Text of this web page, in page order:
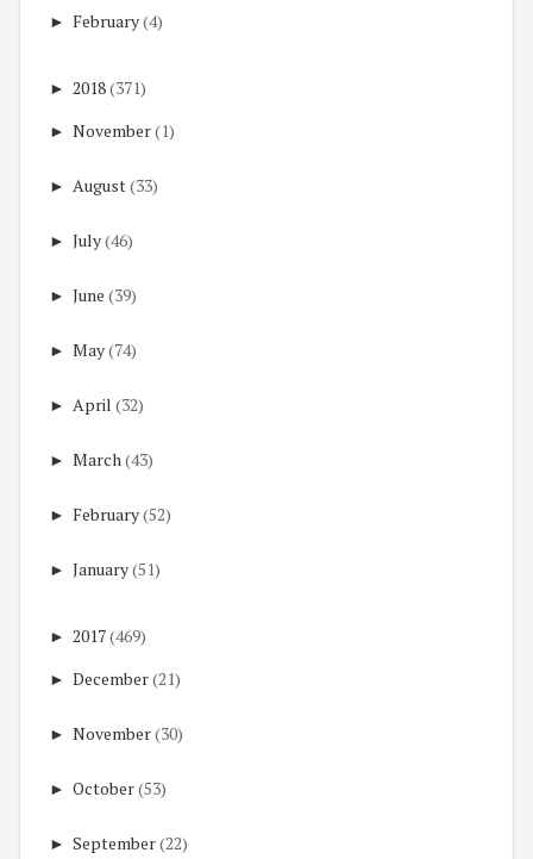
► February(4)
► 2018(371)
► November(1)
► August(33)
► July(46)
► June (39)
► May(74)
► April (32)
► March (43)
► February(52)
► January(51)
► 2017(469)
► December(21)
► November(30)
► October(53)
► September(22)